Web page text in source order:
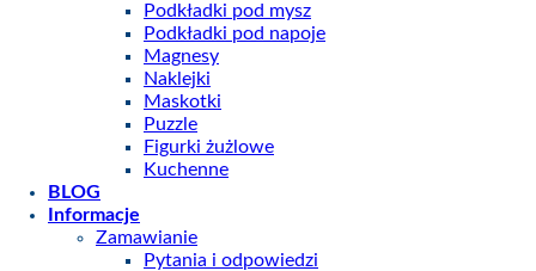
Podkładki pod mysz
Podkładki pod napoje
Magnesy
Naklejki
Maskotki
Puzzle
Figurki żużlowe
Kuchenne
BLOG
Informacje
Zamawianie
Pytania i odpowiedzi